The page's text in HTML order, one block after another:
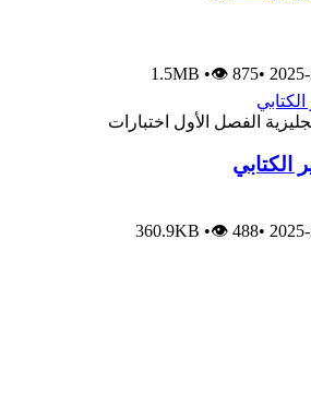
•
1.5MB •👁 875
الفصل الأول اختبارات
الكتابي
•
360.9KB •👁 488